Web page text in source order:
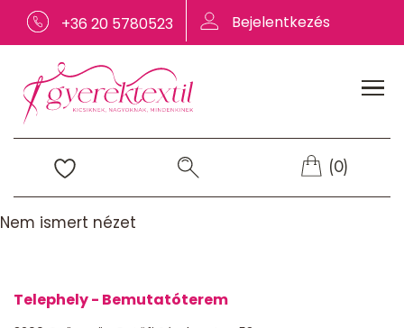
+36 20 5780523 Bejelentkezés
(0)
Nem ismert nézet
Telephely - Bemutatóterem